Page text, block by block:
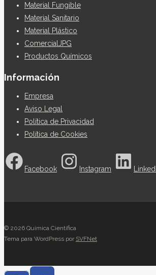
Material Fungible
Material Sanitario
Material Plástico
ComercialJPG
Productos Químicos
Información
Empresa
Aviso Legal
Política de Privacidad
Política de Cookies
Facebook Instagram
© 2026 Química Científica
Tema para WordPress por SVFNet